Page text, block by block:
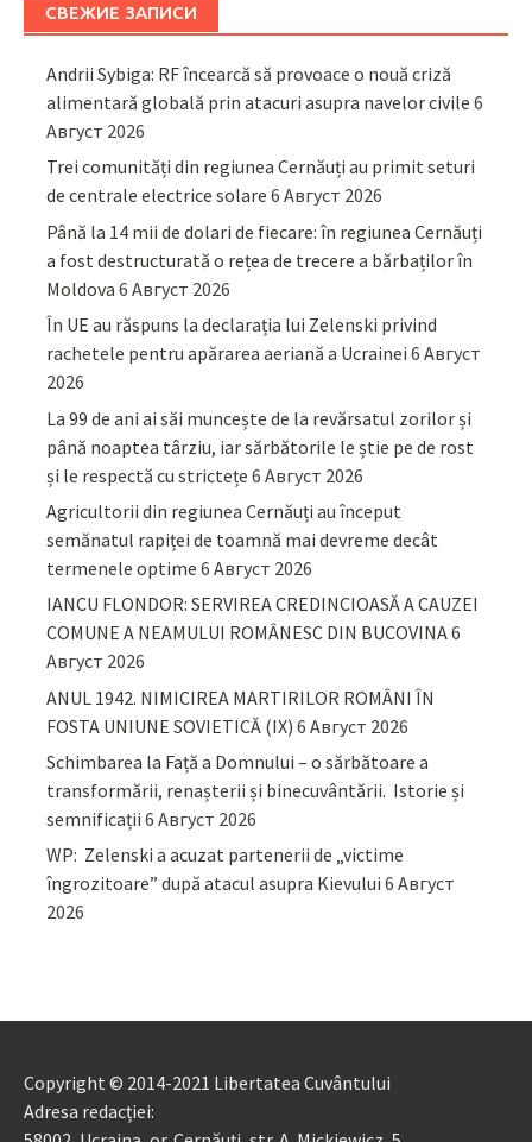
СВЕЖИЕ ЗАПИСИ
Andrii Sybiga: RF încearcă să provoace o nouă criză
alimentară globală prin atacuri asupra navelor civile 6
Август 2026
Trei comunități din regiunea Cernăuți au primit seturi
de centrale electrice solare 6 Август 2026
Până la 14 mii de dolari de fiecare: în regiunea Cernăuți
a fost destructurată o rețea de trecere a bărbaților în
Moldova 6 Август 2026
În UE au răspuns la declarația lui Zelenski privind
rachetele pentru apărarea aeriană a Ucrainei 6 Август
2026
La 99 de ani ai săi muncește de la revărsatul zorilor și
până noaptea târziu, iar sărbătorile le știe pe de rost
și le respectă cu strictețe 6 Август 2026
Agricultorii din regiunea Cernăuți au început
semănatul rapiței de toamnă mai devreme decât
termenele optime 6 Август 2026
IANCU FLONDOR: SERVIREA CREDINCIOASĂ A CAUZEI
COMUNE A NEAMULUI ROMÂNESC DIN BUCOVINA6
Август 2026
ANUL 1942. NIMICIREA MARTIRILOR ROMÂNI ÎN
FOSTA UNIUNE SOVIETICĂ (IX) 6 Август 2026
Schimbarea la Față a Domnului – o sărbătoare a
transformării, renașterii și binecuvântării. Istorie și
semnificații 6 Август 2026
WP: Zelenski a acuzat partenerii de „victime
îngrozitoare” după atacul asupra Kievului 6 Август
2026
Copyright © 2014-2021 Libertatea Cuvântului
Adresa redacției: